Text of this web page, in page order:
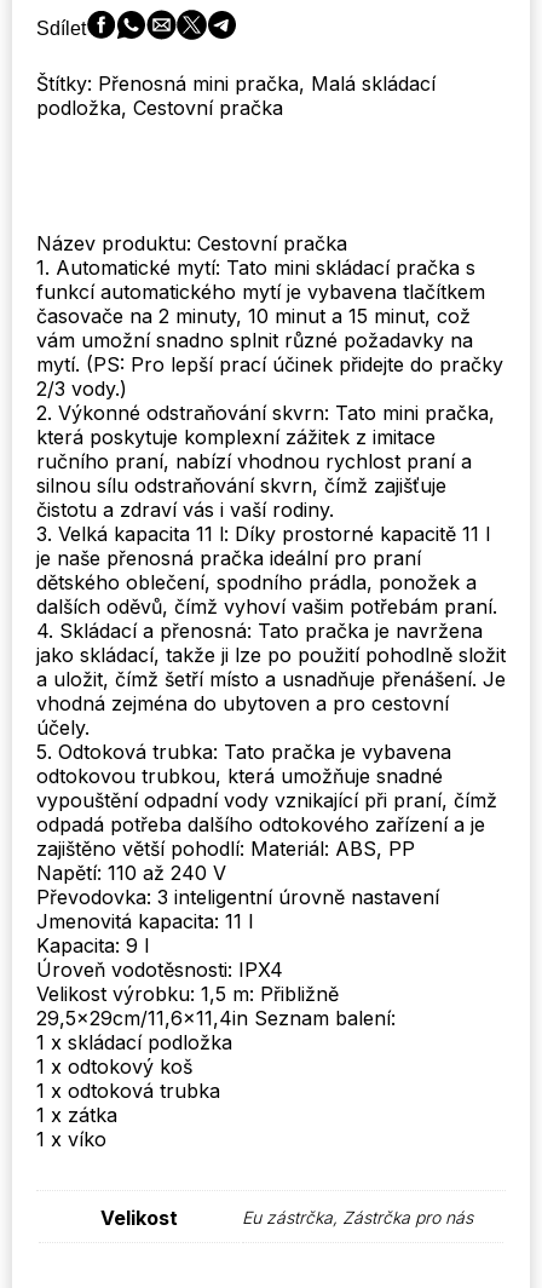
sušička
na
množství
Sdílet
Štítky: Přenosná mini pračka, Malá skládací
podložka, Cestovní pračka
Název produktu: Cestovní pračka
1. Automatické mytí: Tato mini skládací pračka s
funkcí automatického mytí je vybavena tlačítkem
časovače na 2 minuty, 10 minut a 15 minut, což
vám umožní snadno splnit různé požadavky na
mytí. (PS: Pro lepší prací účinek přidejte do pračky
2/3 vody.)
2. Výkonné odstraňování skvrn: Tato mini pračka,
která poskytuje komplexní zážitek z imitace
ručního praní, nabízí vhodnou rychlost praní a
silnou sílu odstraňování skvrn, čímž zajišťuje
čistotu a zdraví vás i vaší rodiny.
3. Velká kapacita 11 l: Díky prostorné kapacitě 11 l
je naše přenosná pračka ideální pro praní
dětského oblečení, spodního prádla, ponožek a
dalších oděvů, čímž vyhoví vašim potřebám praní.
4. Skládací a přenosná: Tato pračka je navržena
jako skládací, takže ji lze po použití pohodlně složit
a uložit, čímž šetří místo a usnadňuje přenášení. Je
vhodná zejména do ubytoven a pro cestovní
účely.
5. Odtoková trubka: Tato pračka je vybavena
odtokovou trubkou, která umožňuje snadné
vypouštění odpadní vody vznikající při praní, čímž
odpadá potřeba dalšího odtokového zařízení a je
zajištěno větší pohodlí: Materiál: ABS, PP
Napětí: 110 až 240 V
Převodovka: 3 inteligentní úrovně nastavení
Jmenovitá kapacita: 11 l
Kapacita: 9 l
Úroveň vodotěsnosti: IPX4
Velikost výrobku: 1,5 m: Přibližně
29,5x29cm/11,6×11,4in Seznam balení:
1 x skládací podložka
1 x odtokový koš
1 x odtoková trubka
1 x zátka
1 x víko
Velikost Eu zástrčka, Zástrčka pro nás